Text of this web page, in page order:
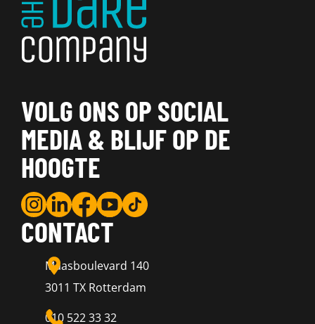
VOLG ONS OP SOCIAL
MEDIA & BLIJF OP DE
HOOGTE
CONTACT
Maasboulevard 140
3011 TX Rotterdam
010 522 33 32